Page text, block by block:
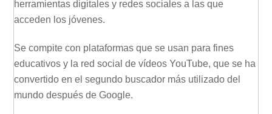
herramientas digitales y redes sociales a las que
acceden los jóvenes.
Se compite con plataformas que se usan para fines
educativos y la red social de vídeos YouTube, que se ha
convertido en el segundo buscador más utilizado del
mundo después de Google.